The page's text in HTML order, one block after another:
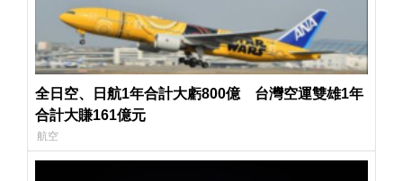
全日空、日航1年合計大虧800億 台灣空運雙雄1年
合計大賺161億元
航空